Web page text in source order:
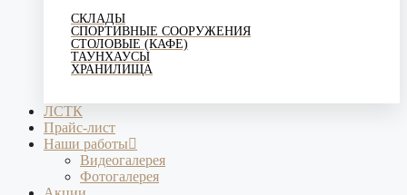
СКЛАДЫ
СПОРТИВНЫЕ СООРУЖЕНИЯ
СТОЛОВЫЕ (КАФЕ)
ТАУНХАУСЫ
ХРАНИЛИЩА
ЛСТК
Прайс-лист
Наши работы
Видеогалерея
Фотогалерея